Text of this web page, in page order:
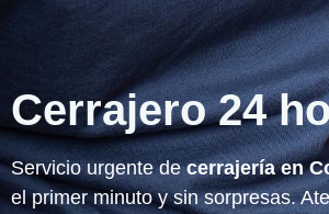
Cerrajero 24
Servicio urgente decerrajería en
el primer minuto y sin sorpresas.